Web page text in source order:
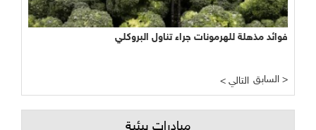
فوائد مذهلة للهرمونات جراء تناول البروكلي
< التالي السابق >